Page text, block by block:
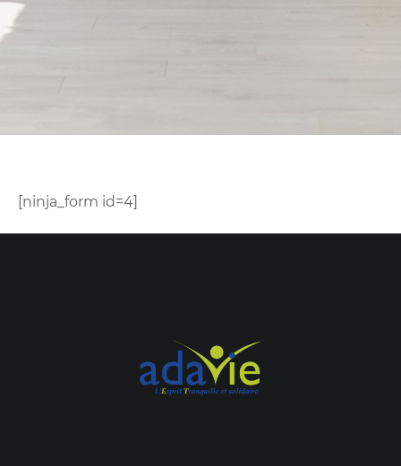
[ninja_form id=4]